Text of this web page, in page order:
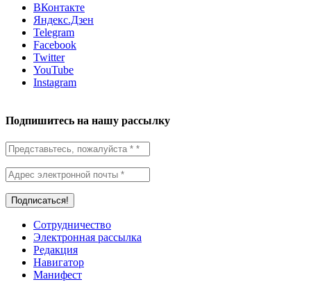
ВКонтакте
Яндекс.Дзен
Telegram
Facebook
Twitter
YouTube
Instagram
Подпишитесь на нашу рассылку
Сотрудничество
Электронная рассылка
Редакция
Навигатор
Манифест